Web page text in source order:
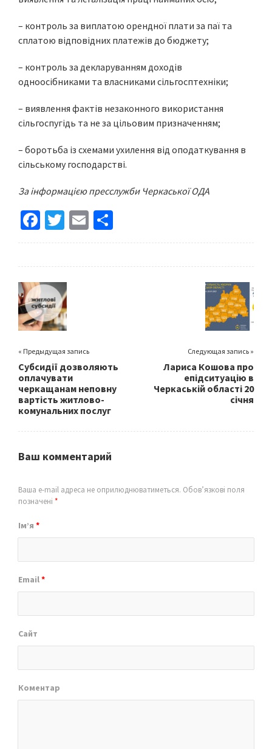
– контроль за виплатою орендної плати за паї та
сплатою відповідних платежів до бюджету;
– контроль за декларуванням доходів
одноосібниками та власниками сільгосптехніки;
– виявлення фактів незаконного використання
сільгоспугідь та не за цільовим призначенням;
– боротьба із схемами ухилення від оподаткування в
сільському господарстві.
За інформацією пресслужби Черкаської ОДА
Fa
ce
o
o
k
T
wi
er
E
m h
« Предыдущая запись
Субсидії дозволяють
оплачувати
черкащанам неповну
вартість житлово-
комунальних послуг
Следующая запись »
Лариса Кошова про
епідситуацію в
Черкаській області 20
січня
Ваш комментарий
Ваша e-mail адреса не оприлюднюватиметься. Обов’язкові поля
позначені *
Ім’я *
Email*
Сайт
Коментар